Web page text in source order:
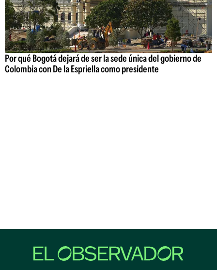
Por qué Bogotá dejará de ser la sede única del gobierno de
Colombia con De la Espriella como presidente